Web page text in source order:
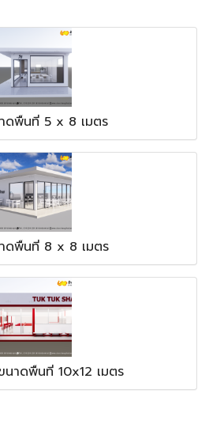
ดพื้นที่ 5 x 8 เมตร
ดพื้นที่ 8 x 8 เมตร
นาดพื้นที่ 10x12 เมตร